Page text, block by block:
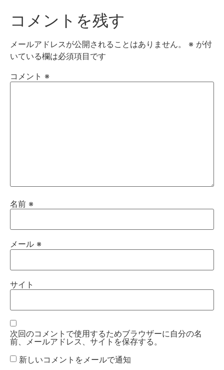
コメントを残す
メールアドレスが公開されることはありません。 ※ が付
いている欄は必須項目です
コメント ※
名前 ※
メール ※
サイト
次回のコメントで使用するためブラウザーに自分の名
前、メールアドレス、サイトを保存する。
新しいコメントをメールで通知